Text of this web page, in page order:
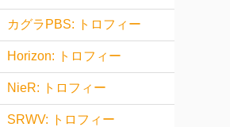
カグラPBS: トロフィー
Horizon: トロフィー
NieR: トロフィー
SRWV: トロフィー